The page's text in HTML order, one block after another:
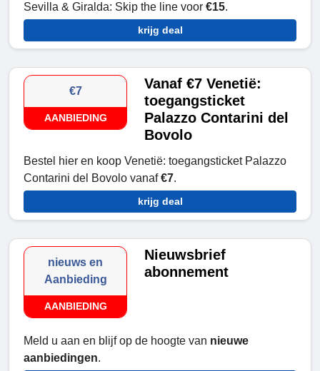
Sevilla & Giralda: Skip the line voor €15.
krijg deal
€7
AANBIEDING
Vanaf €7 Venetië:
toegangsticket
Palazzo Contarini del
Bovolo
Bestel hier en koop Venetië: toegangsticket Palazzo
Contarini del Bovolo vanaf€7.
krijg deal
nieuws en
Aanbieding
AANBIEDING
Nieuwsbrief
abonnement
Meld u aan en blijf op de hoogte van nieuwe
aanbiedingen.